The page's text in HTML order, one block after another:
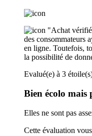
"Achat
des consommateurs
en ligne. Toutefois,
la possibilité de
Evalué(e) à 3
Bien écolo mais
Elles ne sont pas
Cette évaluation